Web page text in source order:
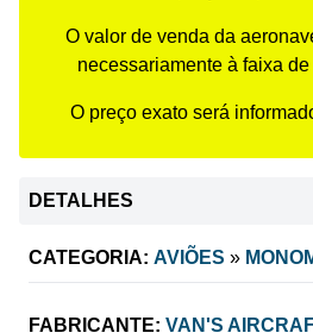
O valor de venda da
necessariamente à faixa
O preço exato será
DETALHES
CATEGORIA: AVIÕES »
FABRICANTE: VAN'S